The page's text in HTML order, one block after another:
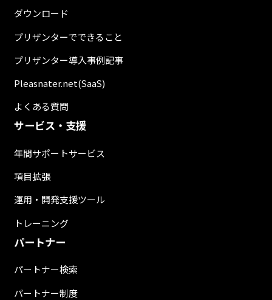
ダウンロード
プリザンターでできること
プリザンター導入事例記事
Pleasnater.net(SaaS)
よくある質問
サービス・支援
年間サポートサービス
項目拡張
運用・開発支援ツール
トレーニング
パートナー
パートナー検索
パートナー制度